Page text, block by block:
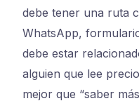
debe tener una ruta
WhatsApp,
debe estar
alguien que lee
mejor que “saber